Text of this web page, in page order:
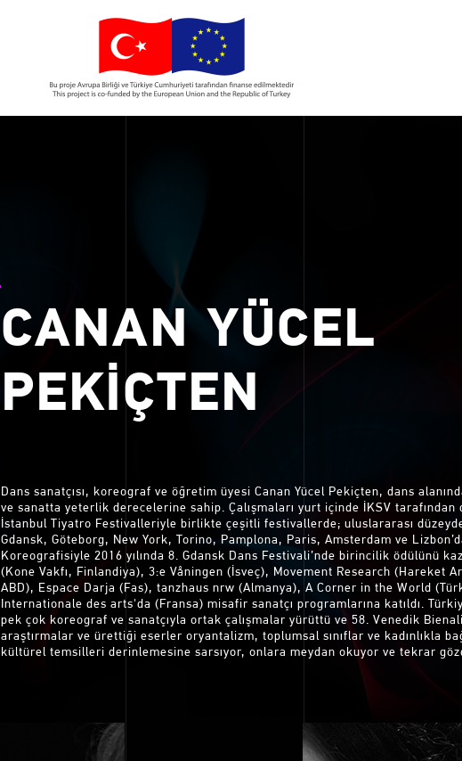
CANAN YÜCEL
PEKİÇTEN
Dans sanatçısı, koreograf ve öğretim üyesi Canan Yücel Pekiçten, dans
ve sanatta yeterlik derecelerine sahip. Çalışmaları yurt içinde İKSV tarafından
İstanbul Tiyatro Festivalleriyle birlikte çeşitli festivallerde; uluslararası
Gdansk, Göteborg, New York, Torino, Pamplona, Paris, Amsterdam ve
Koreografisiyle 2016 yılında 8. Gdansk Dans Festivali’nde birincilik ödülünü
(Kone Vakfı, Finlandiya), 3:e Våningen (İsveç), Movement Research (Hareket
ABD), Espace Darja (Fas), tanzhaus nrw (Almanya), A Corner in the World
Internationale des arts'da (Fransa) misafir sanatçı programlarına katıldı.
pek çok koreograf ve sanatçıyla ortak çalışmalar yürüttü ve 58. Venedik
araştırmalar ve ürettiği eserler oryantalizm, toplumsal sınıflar ve kadınlıkla
kültürel temsilleri derinlemesine sarsıyor, onlara meydan okuyor ve tekrar